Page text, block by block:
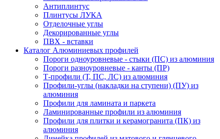
Антиплинтус
Плинтусы ЛУКА
Отделочные углы
Декорированные углы
ПВХ - вставки
Каталог Алюминиевых профилей
Пороги одноуровневые - стыки (ПС) из алюминия
Пороги разноуровневые - канты (ПР)
Т-профили (Т, ПС, ЛС) из алюминия
Профили-углы (накладки на ступени) (ПУ) из
алюминия
Профили для ламината и паркета
Ламинированные профили из алюминия
Профили для плитки и керамогранита (ПК) из
алюминия